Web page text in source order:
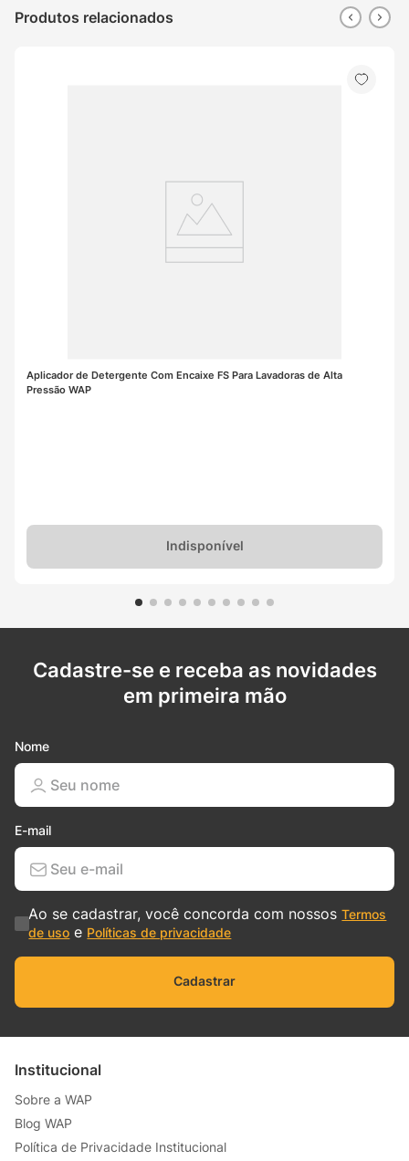
Produtos relacionados
Aplicador de Detergente Com Encaixe FS Para Lavadoras de Alta
Pressão WAP
Indisponível
Cadastre-se e receba as novidades
em primeira mão
Nome
E-mail
Ao se cadastrar, você concorda com nossosTermos
de uso e Políticas de privacidade
Cadastrar
Institucional
Sobre a WAP
Blog WAP
Política de Privacidade Institucional